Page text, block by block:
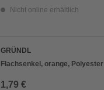
Nicht online erhältlich
GRÜNDL
Flachsenkel, orange, Polyester
1,79 €